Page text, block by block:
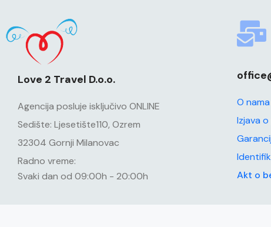
Love 2 Travel D.o.o.
Agencija posluje isključivo ONLINE
Sedište: Ljesetište110, Ozrem
32304 Gornji Milanovac
Radno vreme:
Svaki dan od 09:00h - 20:00h
O nama
Izjava
Akt o